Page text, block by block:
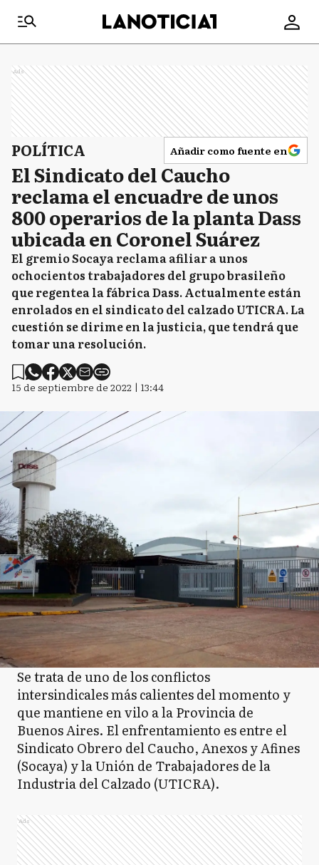
Ads
POLÍTICA Añadir como fuente en
El Sindicato del Caucho
reclama el encuadre de unos
800 operarios de la planta Dass
ubicada en Coronel Suárez
El gremio Socaya reclama afiliar a unos
ochocientos trabajadores del grupo brasileño
que regentea la fábrica Dass. Actualmente están
enrolados en el sindicato del calzado UTICRA. La
cuestión se dirime en la justicia, que tendrá que
tomar una resolución.
15 de septiembre de 2022 | 13:44
Se trata de uno de los conflictos
intersindicales más calientes del momento y
que mantiene en vilo a la Provincia de
Buenos Aires. El enfrentamiento es entre el
Sindicato Obrero del Caucho, Anexos y Afines
(Socaya) y la Unión de Trabajadores de la
Industria del Calzado (UTICRA).
Ads